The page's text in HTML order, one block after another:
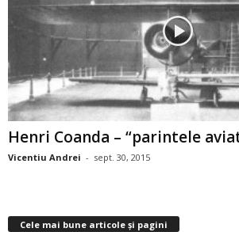
Henri Coanda – “parintele
Vicentiu Andrei - sept. 30, 2015
Cele mai bune articole și pagini